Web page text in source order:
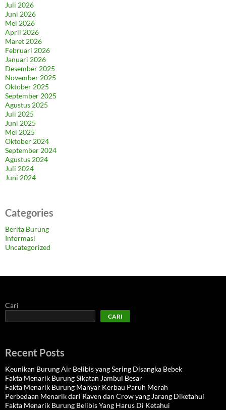
Juli 2026
Juni 2026
Mei 2026
April 2026
Maret 2026
Februari 2026
Januari 2026
Desember 2025
November 2025
Oktober 2025
September 2025
Agustus 2025
Juli 2025
Juni 2025
Mei 2025
Oktober 2024
September 2024
Agustus 2024
Juli 2024
Juni 2024
Categories
Berita Burung
Informasi
Uncategorized
Cari
CARI
Recent Posts
Keunikan Burung Air Belibis yang Sering Disangka Bebek
Fakta Menarik Burung Sikatan Jambul Besar
Fakta Menarik Burung Manyar Kerbau Paruh Merah
Perbedaan Menarik dari Raven dan Crow yang Jarang Diketahui
Fakta Menarik Burung Belibis Yang Harus Di Ketahui